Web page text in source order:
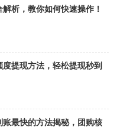
析，教你如何快速操作！
提现方法，轻松提现秒到
最快的方法揭秘，团购核